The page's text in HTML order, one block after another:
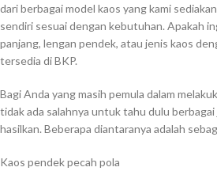
dari berbagai model kaos yang kami
sendiri sesuai dengan kebutuhan. Apakah
panjang, lengan pendek, atau jenis kaos
tersedia di BKP.
Bagi Anda yang masih pemula dalam
tidak ada salahnya untuk tahu dulu berbagai
hasilkan. Beberapa diantaranya adalah
Kaos pendek pecah pola